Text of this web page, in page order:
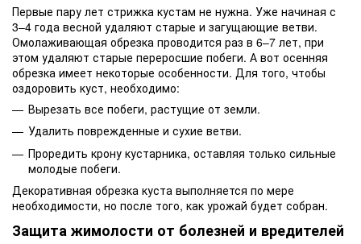
Первые пару лет стрижка кустам не нужна. Уже начиная с
3–4 года весной удаляют старые и загущающие ветви.
Омолаживающая обрезка проводится раз в 6–7 лет, при
этом удаляют старые переросшие побеги. А вот осенняя
обрезка имеет некоторые особенности. Для того, чтобы
оздоровить куст, необходимо:
Вырезать все побеги, растущие от земли.
Удалить поврежденные и сухие ветви.
Проредить крону кустарника, оставляя только сильные
молодые побеги.
Декоративная обрезка куста выполняется по мере
необходимости, но после того, как урожай будет собран.
Защита жимолости от болезней и вредителей